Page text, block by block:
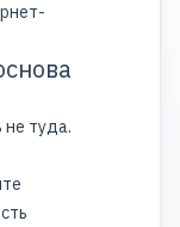
не туда.